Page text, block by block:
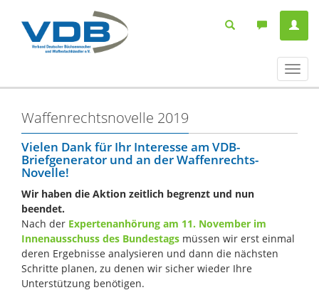
ein-/
Waffenrechtsnovelle 2019
Vielen Dank für Ihr Interesse am VDB-
Briefgenerator und an der Waffenrechts-
Novelle!
Wir haben die Aktion zeitlich begrenzt und nun
beendet.
Nach der Expertenanhörung am 11. November im
Innenausschuss des Bundestags müssen wir erst einmal
deren Ergebnisse analysieren und dann die nächsten
Schritte planen, zu denen wir sicher wieder Ihre
Unterstützung benötigen.